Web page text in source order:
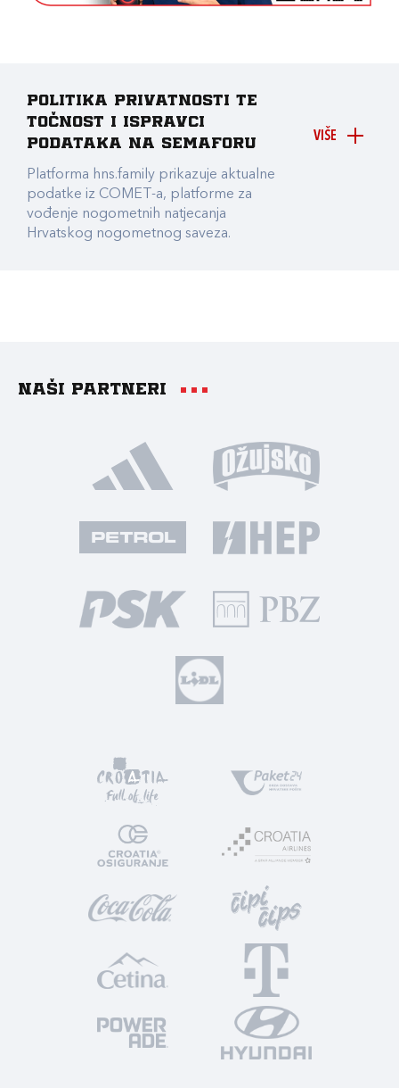
VIŠE
Politika privatnosti te
točnost i ispravci
podataka na Semaforu
Platforma hns.family prikazuje aktualne
podatke iz COMET-a, platforme za
vođenje nogometnih natjecanja
Hrvatskog nogometnog saveza.
Naši partneri